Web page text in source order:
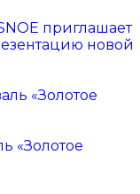
приглашает
новой
«Золотое